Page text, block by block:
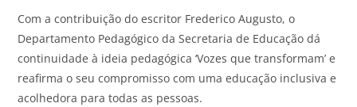
Com a contribuição do escritor Frederico Augusto, o
Departamento Pedagógico da Secretaria de Educação dá
continuidade à ideia pedagógica ‘Vozes que transformam’ e
reafirma o seu compromisso com uma educação inclusiva e
acolhedora para todas as pessoas.